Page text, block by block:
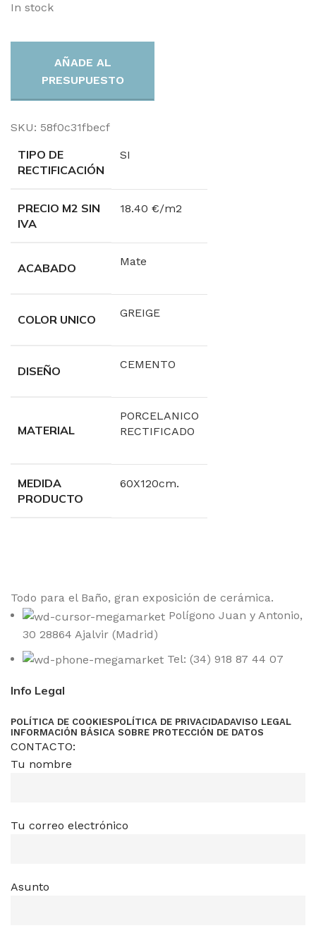
In stock
AÑADE AL
PRESUPUESTO
SKU: 58f0c31fbecf
TIPO DE
RECTIFICACIÓN
SI
PRECIO M2 SIN
IVA
18.40 €/m2
ACABADO Mate
COLOR UNICO GREIGE
DISEÑO CEMENTO
MATERIAL
PORCELANICO
RECTIFICADO
MEDIDA
PRODUCTO
60X120cm.
Todo para el Baño, gran exposición de cerámica.
Polígono Juan y Antonio,
30 28864 Ajalvir (Madrid)
Tel: (34) 918 87 44 07
Info Legal
POLÍTICA DE COOKIESPOLÍTICA DE PRIVACIDADAVISO LEGAL
INFORMACIÓN BÁSICA SOBRE PROTECCIÓN DE DATOS
CONTACTO:
Tu nombre
Tu correo electrónico
Asunto